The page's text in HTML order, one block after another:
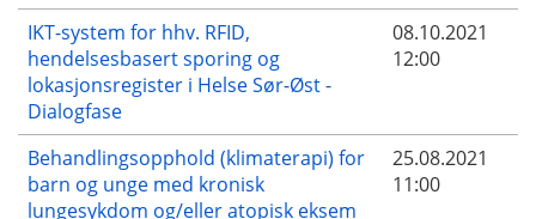
IKT-system for hhv. RFID,
hendelsesbasert sporing og
lokasjonsregister i Helse Sør-Øst -
Dialogfase
08.10.2021
12:00
Behandlingsopphold (klimaterapi) for
barn og unge med kronisk
lungesykdom og/eller atopisk eksem
25.08.2021
11:00